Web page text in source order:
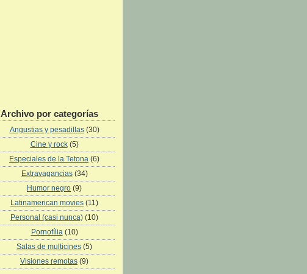
Archivo por categorías
Angustias y pesadillas (30)
Cine y rock (5)
Especiales de la Tetona (6)
Extravagancias (34)
Humor negro (9)
Latinamerican movies (11)
Personal (casi nunca) (10)
Pornofília (10)
Salas de multicines (5)
Visiones remotas (9)